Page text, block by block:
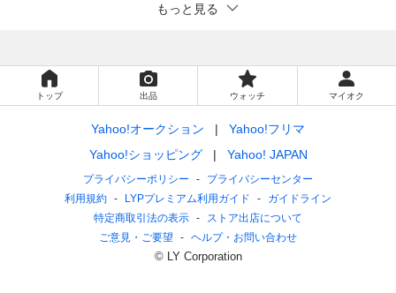
もっと見る
トップ 出品 ウォッチ マイオク
Yahoo!オークション
Yahoo!フリマ
Yahoo!ショッピング
Yahoo! JAPAN
プライバシーポリシー
プライバシーセンター
利用規約
LYPプレミアム利用ガイド
ガイドライン
特定商取引法の表示
ストア出店について
ご意見・ご要望
ヘルプ・お問い合わせ
© LY Corporation